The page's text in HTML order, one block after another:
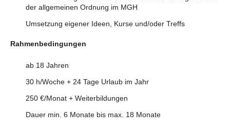
der allgemeinen Ordnung im MGH
Umsetzung eigener Ideen, Kurse und/oder Treffs
Rahmenbedingungen
ab 18 Jahren
30 h/Woche + 24 Tage Urlaub im Jahr
250 €/Monat + Weiterbildungen
Dauer min. 6 Monate bis max. 18 Monate